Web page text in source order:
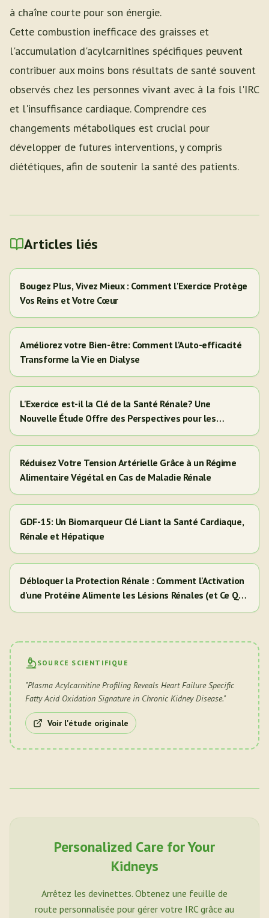
à chaîne courte pour son énergie.
Cette combustion inefficace des graisses et
l'accumulation d'acylcarnitines spécifiques peuvent
contribuer aux moins bons résultats de santé souvent
observés chez les personnes vivant avec à la fois l'IRC
et l'insuffisance cardiaque. Comprendre ces
changements métaboliques est crucial pour
développer de futures interventions, y compris
diététiques, afin de soutenir la santé des patients.
Articles liés
Bougez Plus, Vivez Mieux : Comment l'Exercice Protège
Vos Reins et Votre Cœur
Améliorez votre Bien-être: Comment l'Auto-efficacité
Transforme la Vie en Dialyse
L'Exercice est-il la Clé de la Santé Rénale? Une
Nouvelle Étude Offre des Perspectives pour les
Adultes Hispaniques/Latinos
Réduisez Votre Tension Artérielle Grâce à un Régime
Alimentaire Végétal en Cas de Maladie Rénale
GDF-15: Un Biomarqueur Clé Liant la Santé Cardiaque,
Rénale et Hépatique
Débloquer la Protection Rénale : Comment l'Activation
d'une Protéine Alimente les Lésions Rénales (et Ce Que
Cela Signifie Pour Vous)
SOURCE SCIENTIFIQUE
"Plasma Acylcarnitine Profiling Reveals Heart Failure Specific
Fatty Acid Oxidation Signature in Chronic Kidney Disease."
Voir l'étude originale
Personalized Care for Your
Kidneys
Arrêtez les devinettes. Obtenez une feuille de
route personnalisée pour gérer votre IRC grâce au